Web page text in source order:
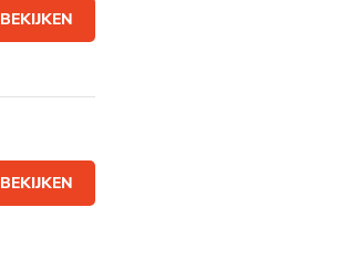
BEKIJKEN
BEKIJKEN